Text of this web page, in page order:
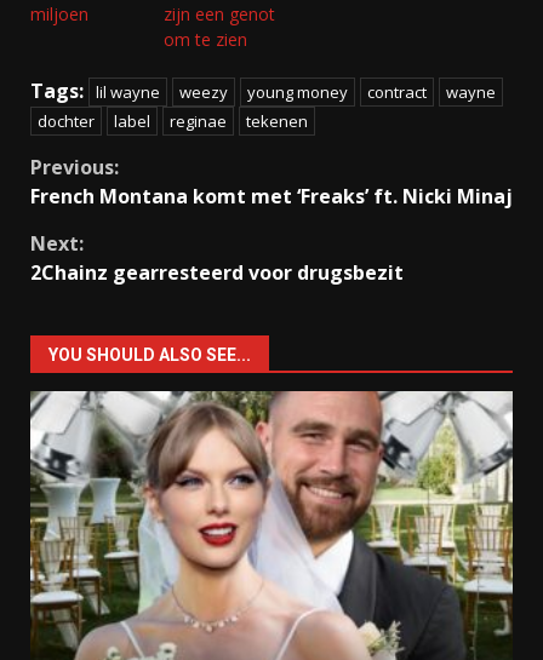
miljoen
zijn een genot
om te zien
Tags: lil wayne weezy young money contract
wayne
dochter
label reginae tekenen
Continue
Previous:
French Montana komt met ‘Freaks’ ft. Nicki Minaj
Next:
2Chainz gearresteerd voor drugsbezit
YOU SHOULD ALSO SEE...